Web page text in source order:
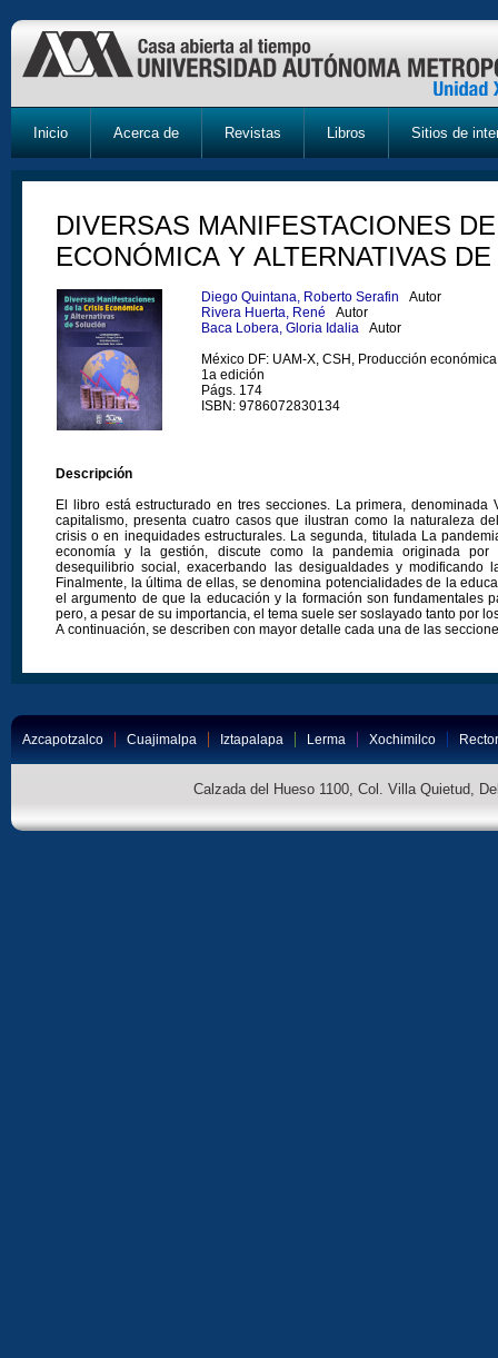
Inicio Acerca de Revistas Libros Sitios de
DIVERSAS MANIFESTACIONES
ECONÓMICA Y ALTERNATIVAS
Diego Quintana, Roberto Serafin Autor
Rivera Huerta, René Autor
Baca Lobera, Gloria Idalia Autor
México DF: UAM-X, CSH, Producción
1a edición
Págs. 174
ISBN: 9786072830134
Descripción
El libro está estructurado en tres secciones. La primera, denominada
capitalismo, presenta cuatro casos que ilustran como la naturaleza
crisis o en inequidades estructurales. La segunda, titulada La
economía y la gestión, discute como la pandemia originada por
desequilibrio social, exacerbando las desigualdades y modificando
Finalmente, la última de ellas, se denomina potencialidades de la
el argumento de que la educación y la formación son fundamentales
pero, a pesar de su importancia, el tema suele ser soslayado tanto por
A continuación, se describen con mayor detalle cada una de las
Azcapotzalco Cuajimalpa Iztapalapa Lerma Xochimilco
Calzada del Hueso 1100, Col. Villa Quietud,